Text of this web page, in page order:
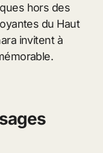
hors des
du Haut
invitent à